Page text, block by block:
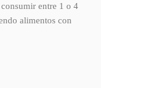
entre 1 o 4
alimentos con